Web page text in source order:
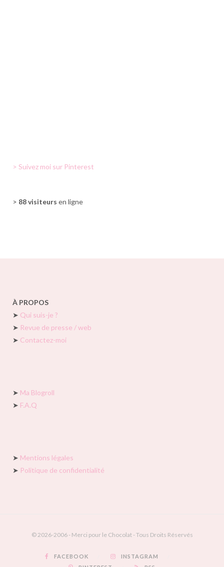
> Suivez moi sur Pinterest
> 88 visiteurs en ligne
À PROPOS
➤ Qui suis-je ?
➤ Revue de presse / web
➤ Contactez-moi
➤ Ma Blogroll
➤ F.A.Q
➤ Mentions légales
➤ Politique de confidentialité
© 2026-2006 - Merci pour le Chocolat - Tous Droits Réservés
FACEBOOK
INSTAGRAM